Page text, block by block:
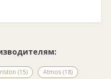
Имеет систему встроенного
газов,увеличилось
горелка, пульт
датчики температуры.
(15)
Atmos (18)